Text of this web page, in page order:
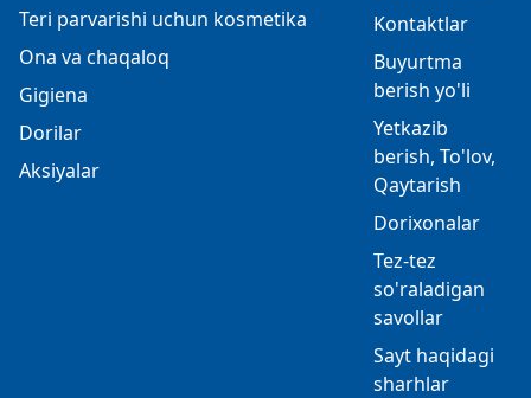
Teri parvarishi uchun kosmetika
Ona va chaqaloq
Gigiena
Dorilar
Aksiyalar
Kontaktlar
Buyurtma
berish yo'li
Yetkazib
berish, To'lov,
Qaytarish
Dorixonalar
Tez-tez
so'raladigan
savollar
Sayt haqidagi
sharhlar